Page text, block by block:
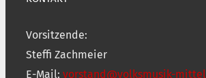
Vorsitzende:
Steffi Zachmeier
E-Mail: vorstand@volksmusik-